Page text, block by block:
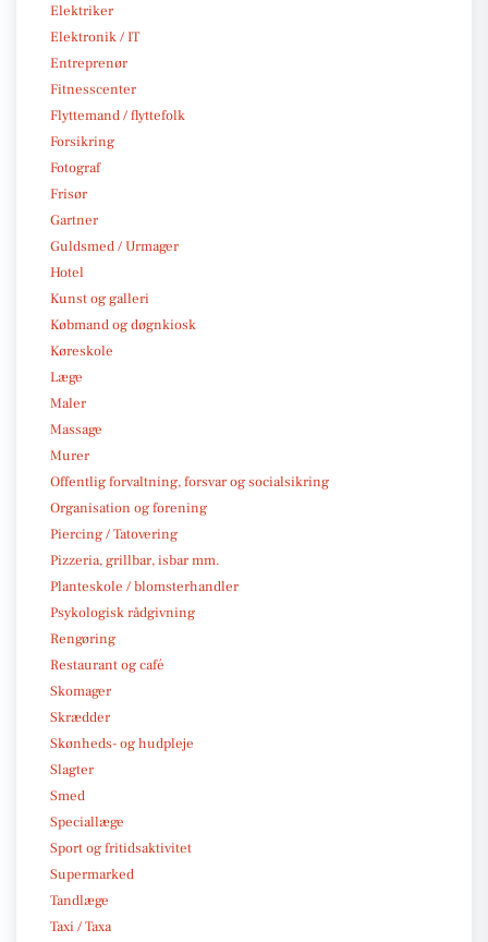
Elektriker
Elektronik / IT
Entreprenør
Fitnesscenter
Flyttemand / flyttefolk
Forsikring
Fotograf
Frisør
Gartner
Guldsmed / Urmager
Hotel
Kunst og galleri
Købmand og døgnkiosk
Køreskole
Læge
Maler
Massage
Murer
Offentlig forvaltning, forsvar og socialsikring
Organisation og forening
Piercing / Tatovering
Pizzeria, grillbar, isbar mm.
Planteskole / blomsterhandler
Psykologisk rådgivning
Rengøring
Restaurant og café
Skomager
Skrædder
Skønheds- og hudpleje
Slagter
Smed
Speciallæge
Sport og fritidsaktivitet
Supermarked
Tandlæge
Taxi / Taxa